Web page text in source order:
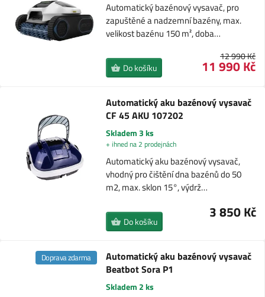
Automatický bazénový vysavač, pro
zapuštěné a nadzemní bazény, max.
velikost bazénu 150 m², doba…
12 990 Kč
11 990 Kč
Do košíku
Automatický aku bazénový vysavač
CF 45 AKU 107202
Skladem 3 ks
+ ihned na 2 prodejnách
Automatický aku bazénový vysavač,
vhodný pro čištění dna bazénů do 50
m2, max. sklon 15°, výdrž…
3 850 Kč
Do košíku
Automatický aku bazénový vysavač
Beatbot Sora P1
Doprava zdarma
Skladem 2 ks